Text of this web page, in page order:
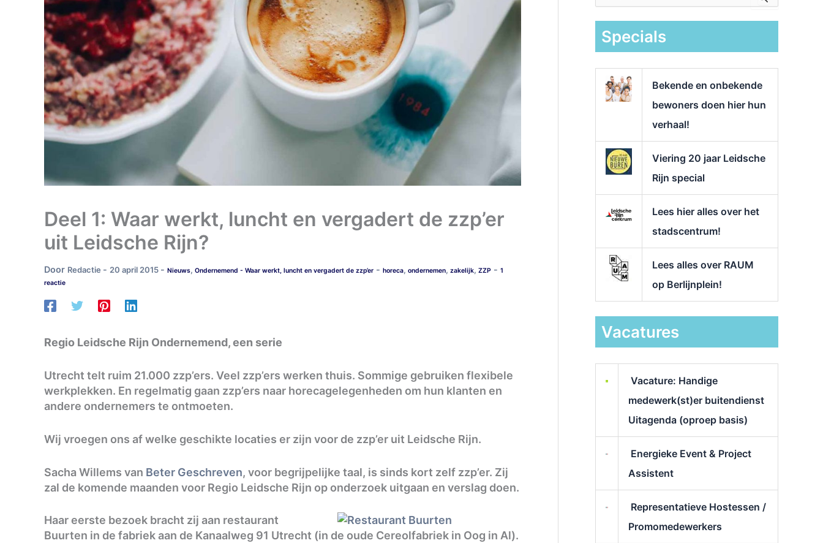
Deel 1: Waar werkt, luncht en vergadert de zzp’er
uit Leidsche Rijn?
Door Redactie - 20 april 2015 - Nieuws, Ondernemend - Waar werkt, luncht en vergadert de zzp’er - horeca, ondernemen, zakelijk, ZZP - 1
reactie
Regio Leidsche Rijn Ondernemend, een serie
Utrecht telt ruim 21.000 zzp’ers. Veel zzp’ers werken thuis. Sommige gebruiken flexibele
werkplekken. En regelmatig gaan zzp’ers naar horecagelegenheden om hun klanten en
andere ondernemers te ontmoeten.
Wij vroegen ons af welke geschikte locaties er zijn voor de zzp’er uit Leidsche Rijn.
Sacha Willems van Beter Geschreven, voor begrijpelijke taal, is sinds kort zelf zzp’er. Zij
zal de komende maanden voor Regio Leidsche Rijn op onderzoek uitgaan en verslag doen.
Haar eerste bezoek bracht zij aan restaurant
Buurten in de fabriek aan de Kanaalweg 91 Utrecht (in de oude Cereolfabriek in Oog in Al).
k
Specials
Bekende en onbekende
bewoners doen hier hun
verhaal!
Viering 20 jaar Leidsche
Rijn special
Lees hier alles over het
stadscentrum!
Lees alles over RAUM
op Berlijnplein!
Vacatures
Vacature: Handige
medewerk(st)er buitendienst
Uitagenda (oproep basis)
Energieke Event & Project
Assistent
Representatieve Hostessen /
Promomedewerkers